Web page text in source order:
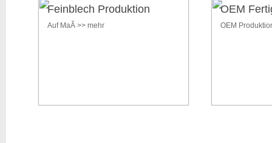
Feinblech Produktion
Auf MaĂ >> mehr
OEM
OEM